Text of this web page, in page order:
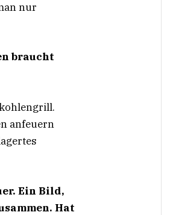
nur
braucht
anfeuern
Ein Bild,
Hat